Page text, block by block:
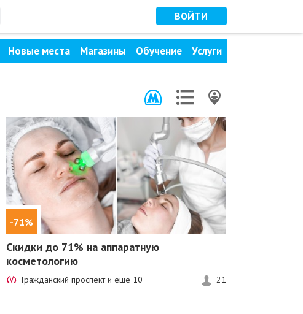
ВОЙТИ
Новые места Магазины Обучение Услуги
-71%
Скидки до 71% на аппаратную
косметологию
Гражданский проспект и еще 10 21